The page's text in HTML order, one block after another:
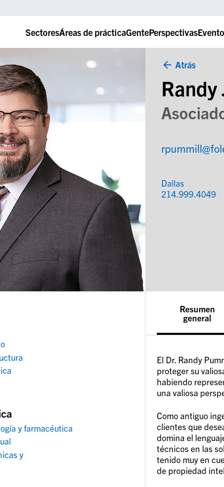
SectoresÁreas de prácticaGentePerspectivas
Atrás
Randy
Dallas
214.999.4049
y farmacéutica
y
Resumen
general
El Dr. Randy
proteger su
habiendo
una valiosa
Como antiguo
clientes que
domina el
técnicos en las
tenido muy en
de propiedad